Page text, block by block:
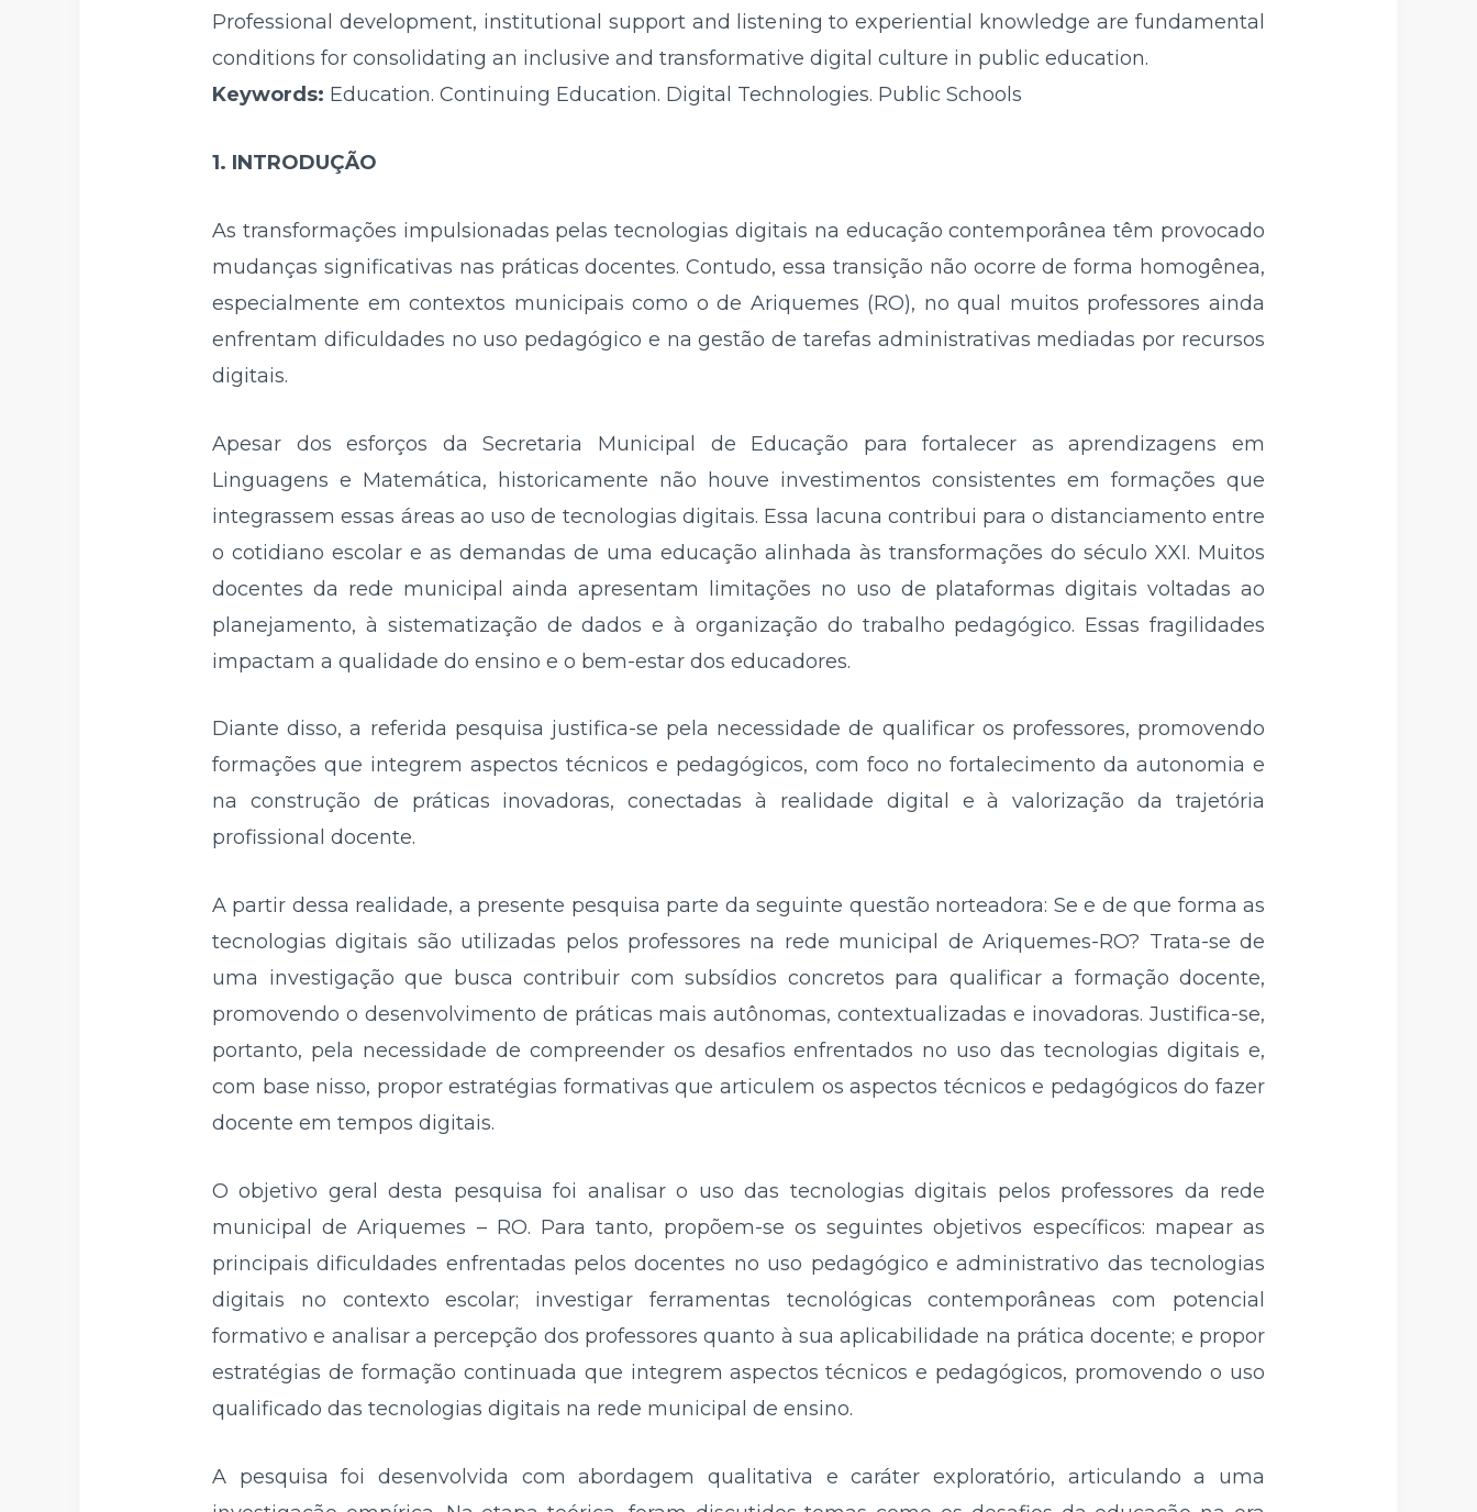
Professional development, institutional support and listening to experiential knowledge are fundamental
conditions for consolidating an inclusive and transformative digital culture in public education.
Keywords: Education. Continuing Education. Digital Technologies. Public Schools
1. INTRODUÇÃO
As transformações impulsionadas pelas tecnologias digitais na educação contemporânea têm provocado
mudanças significativas nas práticas docentes. Contudo, essa transição não ocorre de forma homogênea,
especialmente em contextos municipais como o de Ariquemes (RO), no qual muitos professores ainda
enfrentam dificuldades no uso pedagógico e na gestão de tarefas administrativas mediadas por recursos
digitais.
Apesar dos esforços da Secretaria Municipal de Educação para fortalecer as aprendizagens em
Linguagens e Matemática, historicamente não houve investimentos consistentes em formações que
integrassem essas áreas ao uso de tecnologias digitais. Essa lacuna contribui para o distanciamento entre
o cotidiano escolar e as demandas de uma educação alinhada às transformações do século XXI. Muitos
docentes da rede municipal ainda apresentam limitações no uso de plataformas digitais voltadas ao
planejamento, à sistematização de dados e à organização do trabalho pedagógico. Essas fragilidades
impactam a qualidade do ensino e o bem-estar dos educadores.
Diante disso, a referida pesquisa justifica-se pela necessidade de qualificar os professores, promovendo
formações que integrem aspectos técnicos e pedagógicos, com foco no fortalecimento da autonomia e
na construção de práticas inovadoras, conectadas à realidade digital e à valorização da trajetória
profissional docente.
A partir dessa realidade, a presente pesquisa parte da seguinte questão norteadora: Se e de que forma as
tecnologias digitais são utilizadas pelos professores na rede municipal de Ariquemes-RO? Trata-se de
uma investigação que busca contribuir com subsídios concretos para qualificar a formação docente,
promovendo o desenvolvimento de práticas mais autônomas, contextualizadas e inovadoras. Justifica-se,
portanto, pela necessidade de compreender os desafios enfrentados no uso das tecnologias digitais e,
com base nisso, propor estratégias formativas que articulem os aspectos técnicos e pedagógicos do fazer
docente em tempos digitais.
O objetivo geral desta pesquisa foi analisar o uso das tecnologias digitais pelos professores da rede
municipal de Ariquemes – RO. Para tanto, propõem-se os seguintes objetivos específicos: mapear as
principais dificuldades enfrentadas pelos docentes no uso pedagógico e administrativo das tecnologias
digitais no contexto escolar; investigar ferramentas tecnológicas contemporâneas com potencial
formativo e analisar a percepção dos professores quanto à sua aplicabilidade na prática docente; e propor
estratégias de formação continuada que integrem aspectos técnicos e pedagógicos, promovendo o uso
qualificado das tecnologias digitais na rede municipal de ensino.
A pesquisa foi desenvolvida com abordagem qualitativa e caráter exploratório, articulando a uma